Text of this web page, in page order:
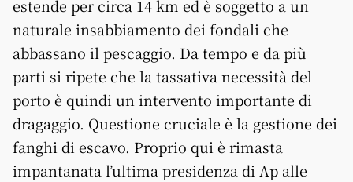
estende per circa 14 km ed è soggetto a un
naturale insabbiamento dei fondali che
abbassano il pescaggio. Da tempo e da più
parti si ripete che la tassativa necessità del
porto è quindi un intervento importante di
dragaggio. Questione cruciale è la gestione dei
fanghi di escavo. Proprio qui è rimasta
impantanata l’ultima presidenza di Ap alle